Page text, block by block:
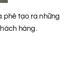
phê tạo ra những
hàng.